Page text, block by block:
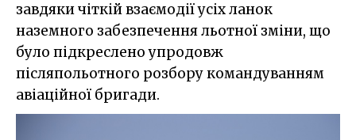
завдяки чіткій взаємодії усіх ланок
наземного забезпечення льотної зміни, що
було підкреслено упродовж
післяпольотного розбору командуванням
авіаційної бригади.